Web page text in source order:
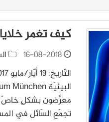
كيف تغمر
16-08-2018
تجمّع السّائل في